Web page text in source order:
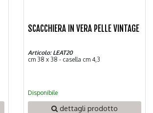
SCACCHIERA IN VERA PELLE VINTAGE
Articolo: LEAT20
cm 38 x 38 - casella cm 4,3
Disponibile
dettagli prodotto